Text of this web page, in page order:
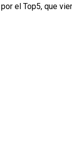
el Top5, que